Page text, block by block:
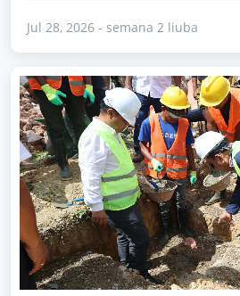
Jul 28, 2026 - semana 2 liuba